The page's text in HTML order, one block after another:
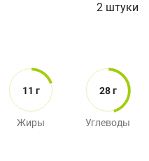
2 штуки
11 г
Жиры
28 г
Углеводы